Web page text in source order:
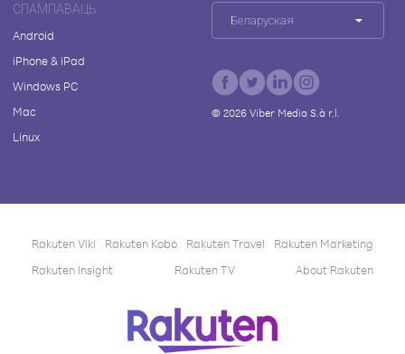
СПАМПАВАЦЬ
Android
iPhone & iPad
Windows PC
Mac
Linux
Беларуская
© 2026Viber Media S.à r.l.
Rakuten Viki Rakuten Kobo Rakuten Travel
Rakuten Marketing
Rakuten Insight
Rakuten TV About Rakuten